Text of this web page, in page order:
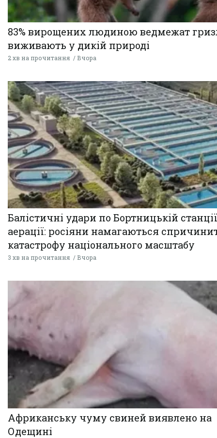
83% вирощених людиною ведмежат
виживають у дикій природі
2 хв на прочитання Вчора
Балістичні удари по Бортницькій станції
аерації: росіяни намагаються
катастрофу національного масштабу
3 хв на прочитання Вчора
Африканську чуму свиней виявлено на
Одещині